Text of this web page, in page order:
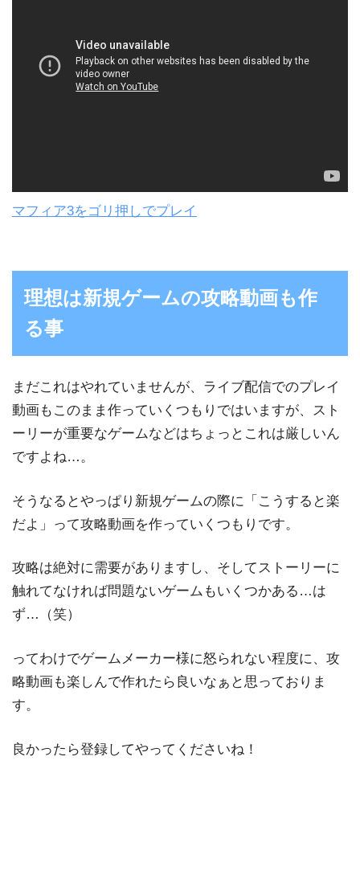
マフィア3をゴリ押しでプレイ
理想は新規ゲームの攻略動画も作
る事
まだこれはやれていませんが、ライブ配信でのプレイ
動画もこのまま作っていくつもりではいますが、スト
ーリーが重要なゲームなどはちょっとこれは厳しいん
ですよね…。
そうなるとやっぱり新規ゲームの際に「こうすると楽
だよ」って攻略動画を作っていくつもりです。
攻略は絶対に需要がありますし、そしてストーリーに
触れてなければ問題ないゲームもいくつかある…は
ず…（笑）
ってわけでゲームメーカー様に怒られない程度に、攻
略動画も楽しんで作れたら良いなぁと思っておりま
す。
良かったら登録してやってくださいね！